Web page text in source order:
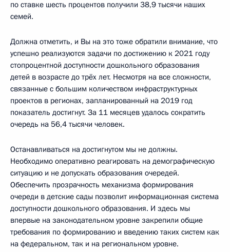
по ставке шесть процентов получили 38,9 тысячи наших
семей.
Должна отметить, и Вы на это тоже обратили внимание, что
успешно реализуются задачи по достижению к 2021 году
стопроцентной доступности дошкольного образования
детей в возрасте до трёх лет. Несмотря на все сложности,
связанные с большим количеством инфраструктурных
проектов в регионах, запланированный на 2019 год
показатель достигнут. За 11 месяцев удалось сократить
очередь на 56,4 тысячи человек.
Останавливаться на достигнутом мы не должны.
Необходимо оперативно реагировать на демографическую
ситуацию и не допускать образования очередей.
Обеспечить прозрачность механизма формирования
очереди в детские сады позволит информационная система
доступности дошкольного образования. И здесь мы
впервые на законодательном уровне закрепили общие
требования по формированию и введению таких систем как
на федеральном, так и на региональном уровне.